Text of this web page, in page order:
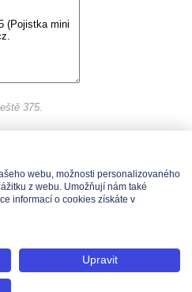
375.
| Provozovna: tř. T.Bati 299,
02 Zlín
9, 110 00 Praha 1 - Staré Město, IČO:
webu, možnosti personalizovaného
z webu. Umožňují nám také
informací o cookies získáte v
Upravit